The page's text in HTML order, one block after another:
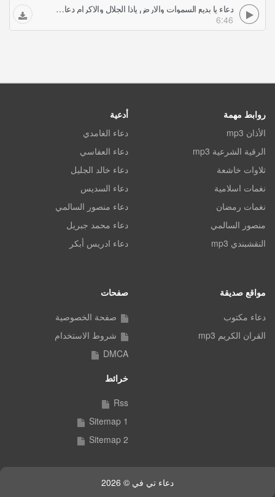
دعاء يا بديع السموات والارض ياذا الجلال والاكرام دعاء مميز و مؤثر جدا ماهر المعيقلي
6:46
روابط مهمة
الأذان mp3
الرقية الشرعية mp3
تلاوات خاشعة
نغمات اسلامية
نغمات رمضان
منصور السالمي
النقشبندي mp3
أدعية
دعاء الغامدي
دعاء العفاسي
دعاء خالد الجليل
دعاء السديس
دعاء منصور السالمي
دعاء محمد جبريل
دعاء ادريس أبكر
مواقع صديقة
دعاء مكتوب
القران الكريم mp3
صفحات
صفحة الخصوصية
شروط الاستخدام
DMCA
خرائط
Rss
Sitemap 1
Sitemap 2
دعاء تي في © 2026